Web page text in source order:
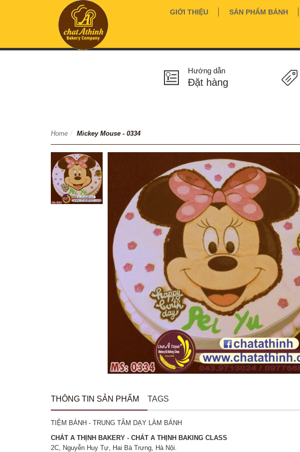
GIỚI THIỆU SẢN PHẨM BÁNH
Hướng dẫn
Đặt hàng
Home / Mickey Mouse - 0334
THÔNG TIN SẢN PHẨM TAGS
TIỆM BÁNH - TRUNG TÂM DẠY LÀM BÁNH
CHÁT A THỊNH BAKERY - CHÁT A THỊNH BAKING CLASS
2C, Nguyễn Huy Tự, Hai Bà Trưng, Hà Nội.